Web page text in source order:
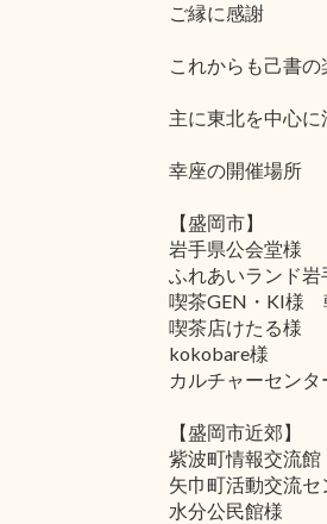
ご縁に感謝
これからも己書の
主に東北を中心に
幸座の開催場所
【盛岡市】
岩手県公会堂様
ふれあいランド岩
喫茶GEN・KI様
喫茶店けたる様
kokobare様
カルチャーセン
【盛岡市近郊】
紫波町情報交流
矢巾町活動交流
水分公民館様